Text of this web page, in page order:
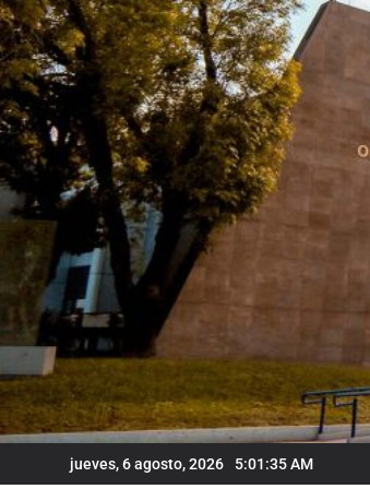
Skip
to
content
jueves, 6 agosto, 2026 5:01:36 AM